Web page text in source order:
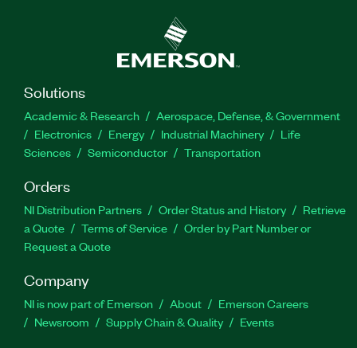
Solutions
Academic & Research
Aerospace, Defense, & Government
Electronics
Energy Industrial Machinery
Life
Sciences
Semiconductor Transportation
Orders
NI Distribution Partners Order Status and History
Retrieve
a Quote
Terms of Service
Order by Part Number or
Request a Quote
Company
NI is now part of Emerson About
Emerson Careers
Newsroom
Supply Chain & Quality Events